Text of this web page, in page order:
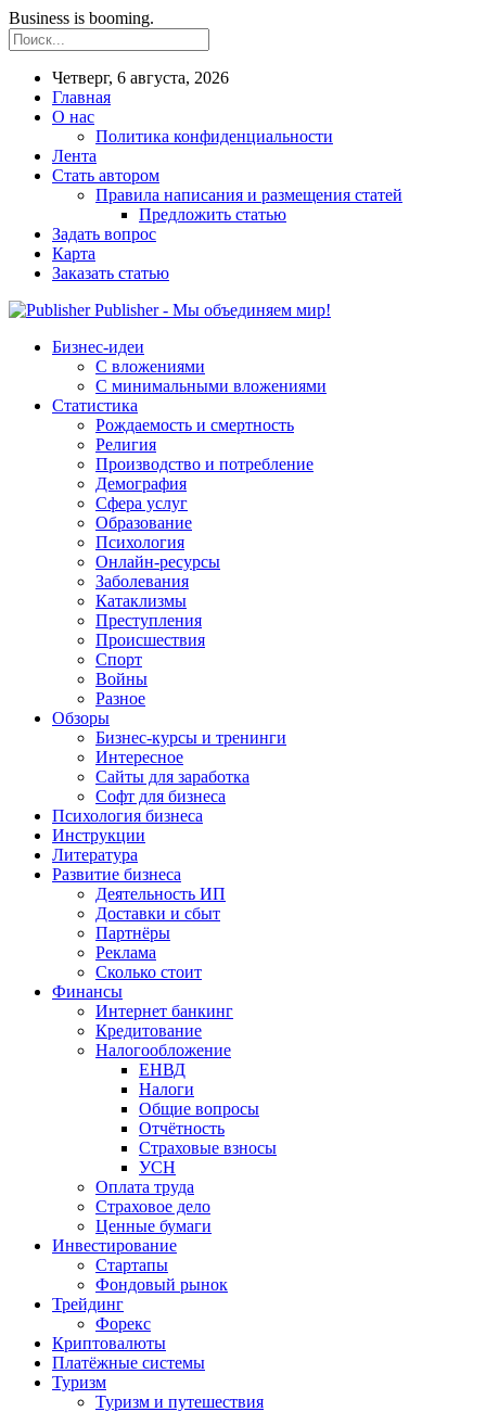
Business is booming.
Четверг, 6 августа, 2026
Главная
О нас
Политика конфиденциальности
Лента
Стать автором
Правила написания и размещения статей
Предложить статью
Задать вопрос
Карта
Заказать статью
Publisher - Мы объединяем мир!
Бизнес-идеи
С вложениями
С минимальными вложениями
Статистика
Рождаемость и смертность
Религия
Производство и потребление
Демография
Сфера услуг
Образование
Психология
Онлайн-ресурсы
Заболевания
Катаклизмы
Преступления
Происшествия
Спорт
Войны
Разное
Обзоры
Бизнес-курсы и тренинги
Интересное
Сайты для заработка
Софт для бизнеса
Психология бизнеса
Инструкции
Литература
Развитие бизнеса
Деятельность ИП
Доставки и сбыт
Партнёры
Реклама
Сколько стоит
Финансы
Интернет банкинг
Кредитование
Налогообложение
ЕНВД
Налоги
Общие вопросы
Отчётность
Страховые взносы
УСН
Оплата труда
Страховое дело
Ценные бумаги
Инвестирование
Стартапы
Фондовый рынок
Трейдинг
Форекс
Криптовалюты
Платёжные системы
Туризм
Туризм и путешествия